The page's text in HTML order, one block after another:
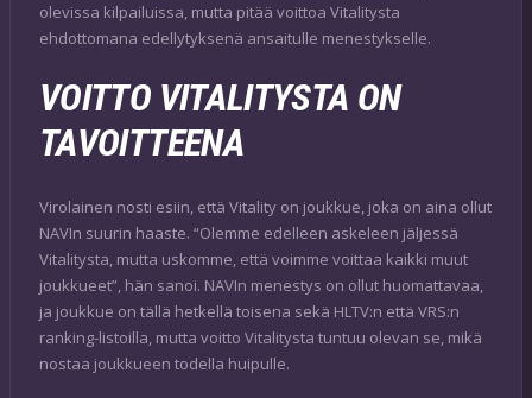
olevissa kilpailuissa, mutta pitää voittoa Vitalitysta
ehdottomana edellytyksenä ansaitulle menestykselle.
VOITTO VITALITYSTA ON
TAVOITTEENA
Virolainen nosti esiin, että Vitality on joukkue, joka on aina ollut
NAVIn suurin haaste. “Olemme edelleen askeleen jäljessä
Vitalitysta, mutta uskomme, että voimme voittaa kaikki muut
joukkueet”, hän sanoi. NAVIn menestys on ollut huomattavaa,
ja joukkue on tällä hetkellä toisena sekä HLTV:n että VRS:n
ranking-listoilla, mutta voitto Vitalitysta tuntuu olevan se, mikä
nostaa joukkueen todella huipulle.